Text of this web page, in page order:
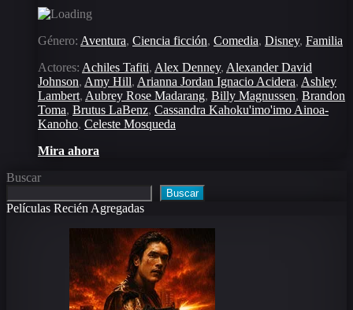
Género: Aventura, Ciencia ficción, Comedia, Disney, Familia
Actores: Achiles Tafiti, Alex Denney, Alexander David
Johnson, Amy Hill, Arianna Jordan Ignacio Acidera, Ashley
Lambert, Aubrey Rose Madarang, Billy Magnussen, Brandon
Toma, Brutus LaBenz, Cassandra Kahoku'imo'imo Ainoa-
Kanoho, Celeste Mosqueda
Mira ahora
Buscar
Buscar
Películas Recién Agregadas